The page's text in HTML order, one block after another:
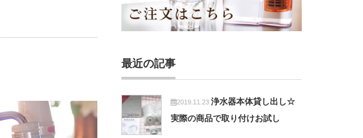
最近の記事
2019.11.23 浄水器本体貸し出し☆
実際の商品で取り付けお試し